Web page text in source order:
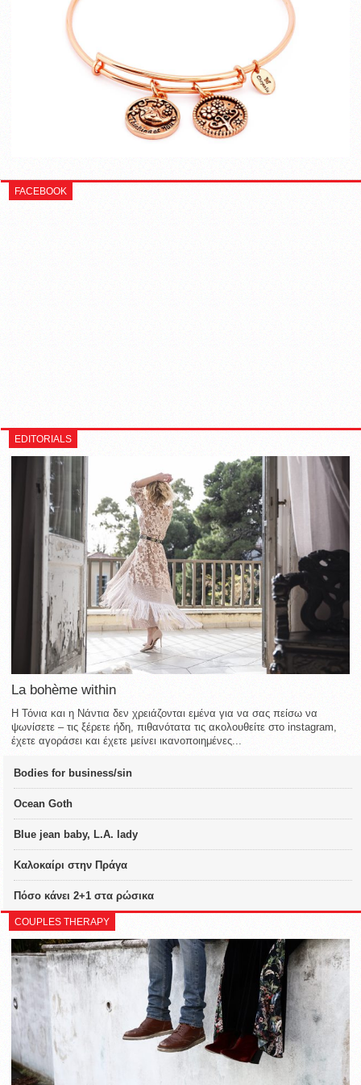
FACEBOOK
EDITORIALS
La bohème within
Η Τόνια και η Νάντια δεν χρειάζονται εμένα για να σας πείσω να
ψωνίσετε – τις ξέρετε ήδη, πιθανότατα τις ακολουθείτε στο instagram,
έχετε αγοράσει και έχετε μείνει ικανοποιημένες...
Bodies for business/sin
Ocean Goth
Blue jean baby, L.A. lady
Καλοκαίρι στην Πράγα
Πόσο κάνει 2+1 στα ρώσικα
COUPLES THERAPY